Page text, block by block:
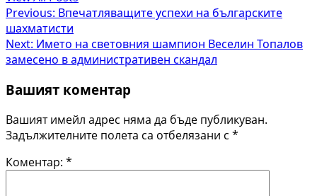
Post
navigation
Previous: Впечатляващите успехи на българските
шахматисти
Next: Името на световния шампион Веселин Топалов
замесено в административен скандал
Вашият коментар
Вашият имейл адрес няма да бъде публикуван.
Задължителните полета са отбелязани с *
Коментар: *